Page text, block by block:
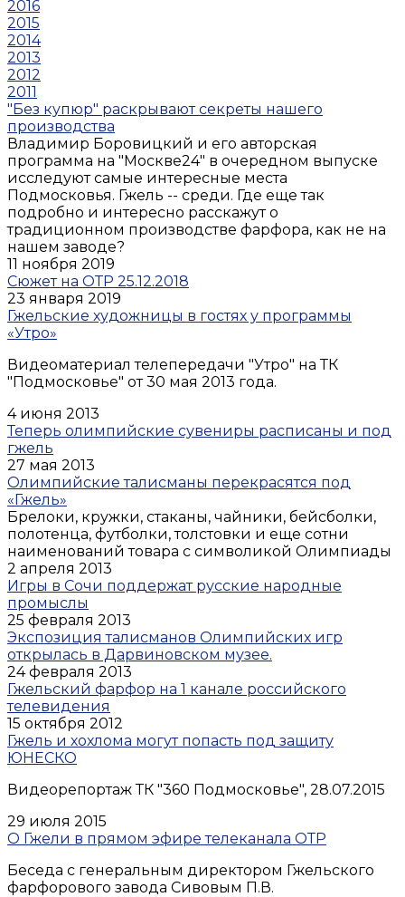
2016
2015
2014
2013
2012
2011
"Без купюр" раскрывают секреты нашего
производства
Владимир Боровицкий и его авторская
программа на "Москве24" в очередном выпуске
исследуют самые интересные места
Подмосковья. Гжель -- среди. Где еще так
подробно и интересно расскажут о
традиционном производстве фарфора, как не на
нашем заводе?
11 ноября 2019
Сюжет на ОТР 25.12.2018
23 января 2019
Гжельские художницы в гостях у программы
«Утро»
Видеоматериал телепередачи "Утро" на ТК
"Подмосковье" от 30 мая 2013 года.
4 июня 2013
Теперь олимпийские сувениры расписаны и под
гжель
27 мая 2013
Олимпийские талисманы перекрасятся под
«Гжель»
Брелоки, кружки, стаканы, чайники, бейсболки,
полотенца, футболки, толстовки и еще сотни
наименований товара с символикой Олимпиады
2 апреля 2013
Игры в Сочи поддержат русские народные
промыслы
25 февраля 2013
Экспозиция талисманов Олимпийских игр
открылась в Дарвиновском музее.
24 февраля 2013
Гжельский фарфор на 1 канале российского
телевидения
15 октября 2012
Гжель и хохлома могут попасть под защиту
ЮНЕСКО
Видеорепортаж ТК "360 Подмосковье", 28.07.2015
29 июля 2015
О Гжели в прямом эфире телеканала ОТР
Беседа с генеральным директором Гжельского
фарфорового завода Сивовым П.В.